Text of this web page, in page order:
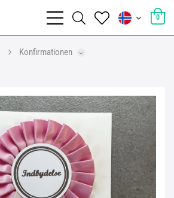
0
Konfirmationen